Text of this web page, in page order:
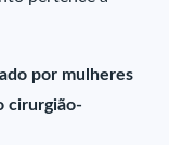
por mulheres
cirurgião-